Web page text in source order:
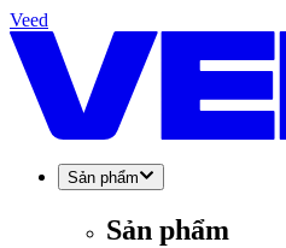
Veed
Sản phẩm
Sản phẩm